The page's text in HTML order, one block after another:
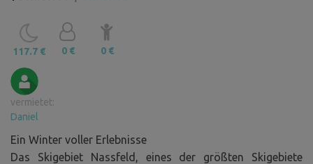
117.7 € 0 € 0 €
vermietet:
Daniel
Ein Winter voller Erlebnisse
Das Skigebiet Nassfeld, eines der größten Skigebiete